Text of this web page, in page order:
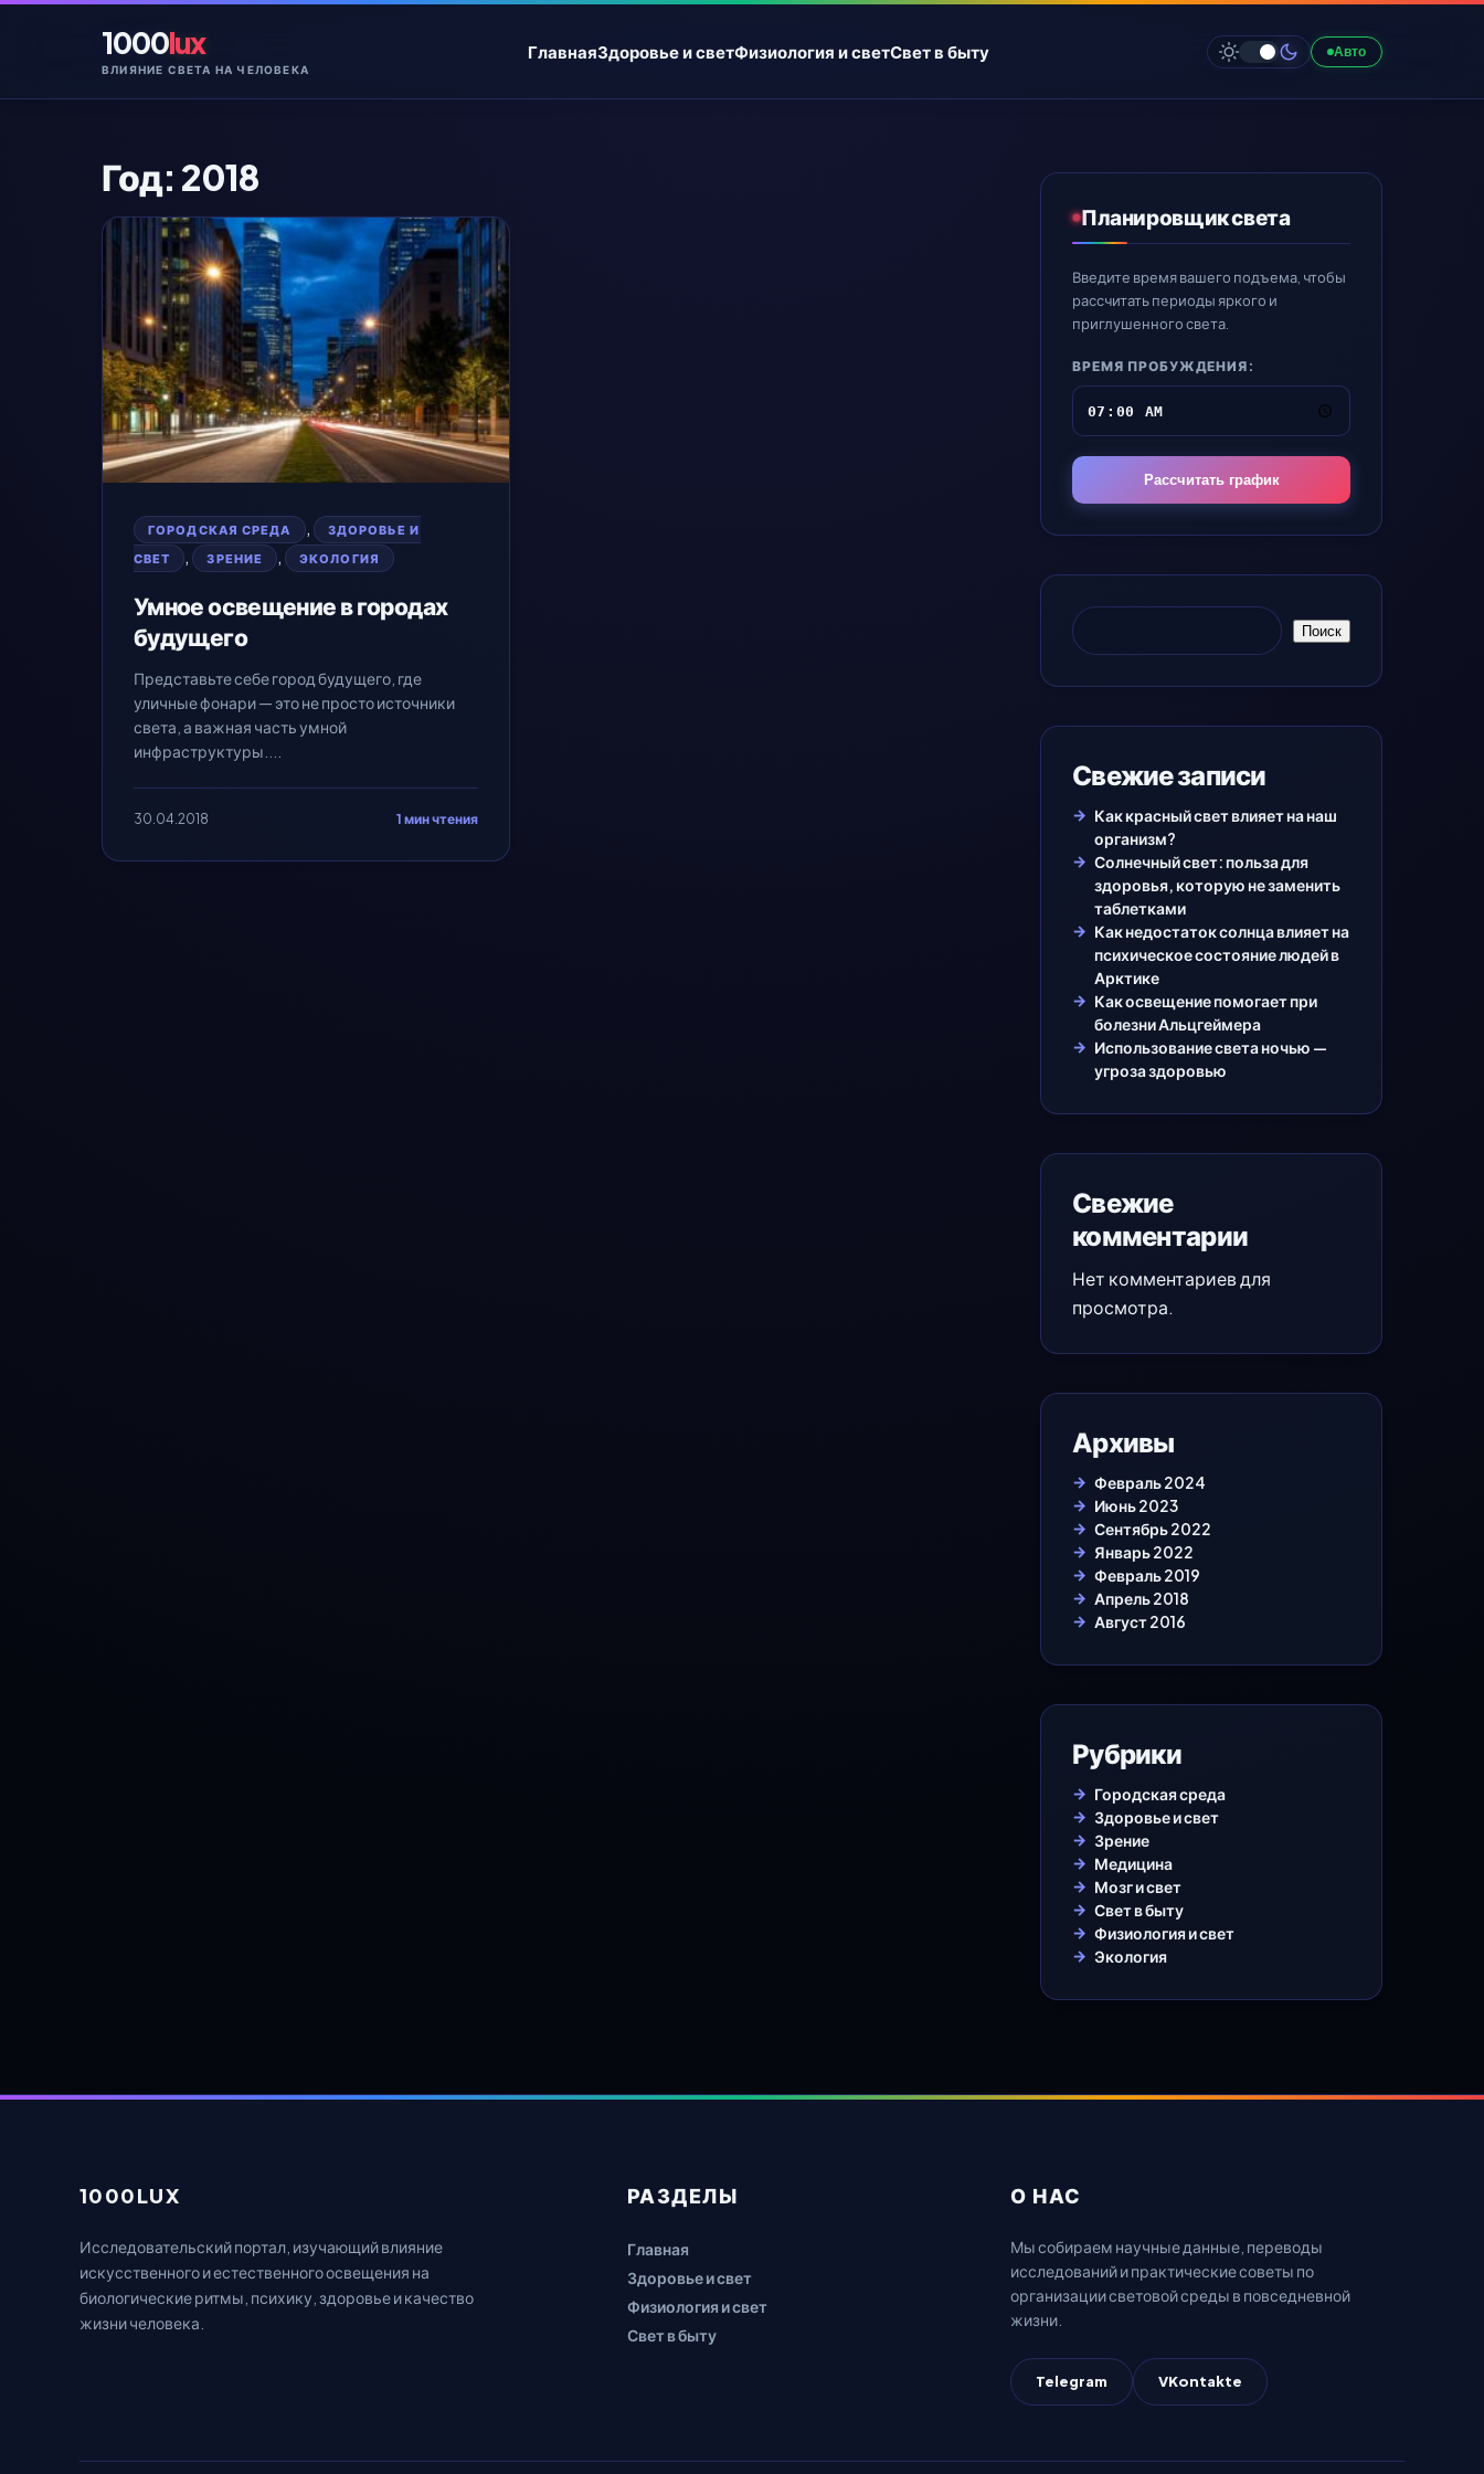
1000lux
ВЛИЯНИЕ СВЕТА НА ЧЕЛОВЕКА
ГлавнаяЗдоровье и светФизиология и светСвет в быту Авто
Год: 2018
ГОРОДСКАЯ СРЕДА ,
ЗДОРОВЬЕ И
СВЕТ
, ЗРЕНИЕ , ЭКОЛОГИЯ
Умное освещение в городах
будущего
Представьте себе город будущего, где
уличные фонари — это не просто источники
света, а важная часть умной
инфраструктуры....
30.04.2018 1 мин чтения
Планировщик света
Введите время вашего подъема, чтобы
рассчитать периоды яркого и
приглушенного света.
ВРЕМЯ ПРОБУЖДЕНИЯ:
Рассчитать график
Поиск
Свежие записи
Как красный свет влияет на наш
организм?
Солнечный свет: польза для
здоровья, которую не заменить
таблетками
Как недостаток солнца влияет на
психическое состояние людей в
Арктике
Как освещение помогает при
болезни Альцгеймера
Использование света ночью —
угроза здоровью
Свежие
комментарии
Нет комментариев для
просмотра.
Архивы
Февраль 2024
Июнь 2023
Сентябрь 2022
Январь 2022
Февраль 2019
Апрель 2018
Август 2016
Рубрики
Городская среда
Здоровье и свет
Зрение
Медицина
Мозг и свет
Свет в быту
Физиология и свет
Экология
1000LUX
Исследовательский портал, изучающий влияние
искусственного и естественного освещения на
биологические ритмы, психику, здоровье и качество
жизни человека.
РАЗДЕЛЫ
Главная
Здоровье и свет
Физиология и свет
Свет в быту
О НАС
Мы собираем научные данные, переводы
исследований и практические советы по
организации световой среды в повседневной
жизни.
Telegram VKontakte